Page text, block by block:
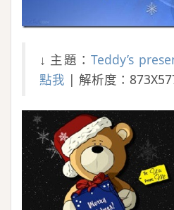
↓ 主題：Teddy’s
點我 | 解析度：